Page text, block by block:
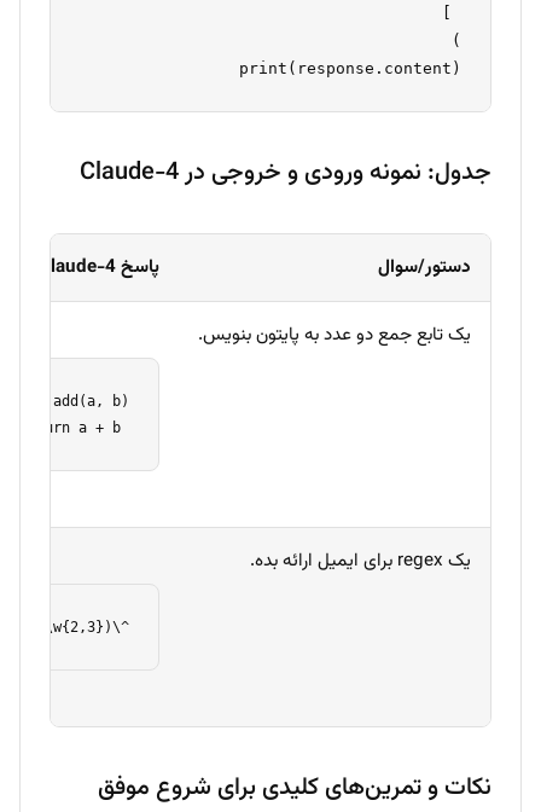
print(response.content)
جدول: نمونه ورودی و خروجی در Claude-4
دستور/سوال پاسخ Claude-4
یک تابع جمع دو عدد به پایتون بنویس.
def add(a, b):
یک regex برای ایمیل ارائه بده.
^\w+([\.-]?\w+)*@\w+([\.-]?\w+)*(\.\w{2,3})+$
نکات و تمرین‌های کلیدی برای شروع موفق